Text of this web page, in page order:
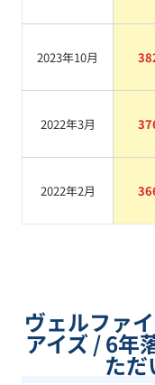
2023年10月
2022年3月
2022年2月
ヴェルファ
アイズ / 6年
た